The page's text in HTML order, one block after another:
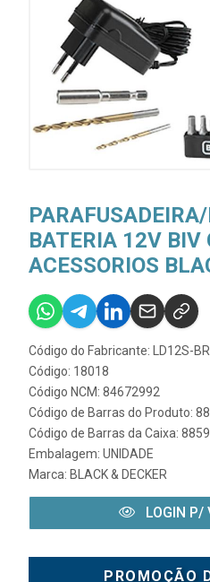
BATERIA 12V BIV
ACESSORIOS
Código do Fabricante: LD12S-BR
Código: 18018
Código NCM: 84672992
Código de Barras do Produto:
Código de Barras da Caixa:
Embalagem: UNIDADE
Marca: BLACK & DECKER
LOGIN P/
PROMOÇÃO